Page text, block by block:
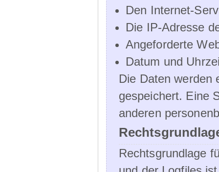
Den Internet-
Die IP-Adresse
Angeforderte
Datum und
Die Daten werden
gespeichert. Eine
anderen
Rechtsgrundlage